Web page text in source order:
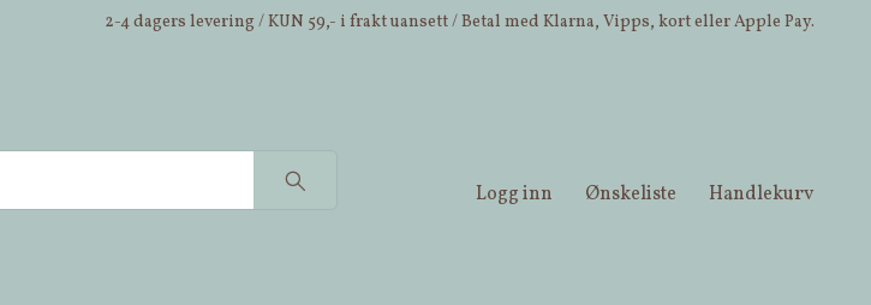
2-4 dagers levering / KUN 59,- i frakt uansett / Betal med Klarna, Vipps, kort eller Apple Pay.
Logg inn Ønskeliste Handlekurv